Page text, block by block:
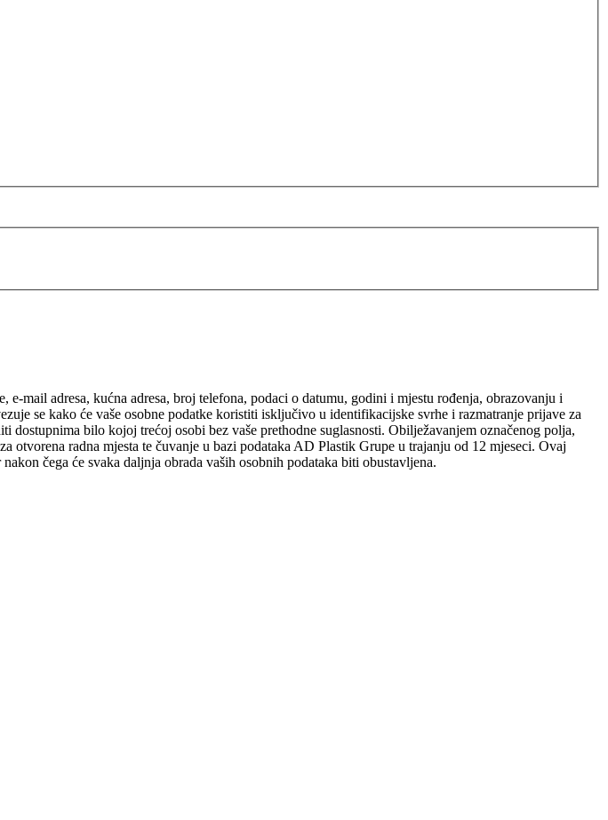
mail adresa, kućna adresa, broj telefona, podaci o datumu, godini i mjestu rođenja, obrazovanju i
se kako će vaše osobne podatke koristiti isključivo u identifikacijske svrhe i razmatranje prijave za
bilo kojoj trećoj osobi bez vaše prethodne suglasnosti. Obilježavanjem označenog polja,
radna mjesta te čuvanje u bazi podataka AD Plastik Grupe u trajanju od 12 mjeseci. Ovaj
čega će svaka daljnja obrada vaših osobnih podataka biti obustavljena.